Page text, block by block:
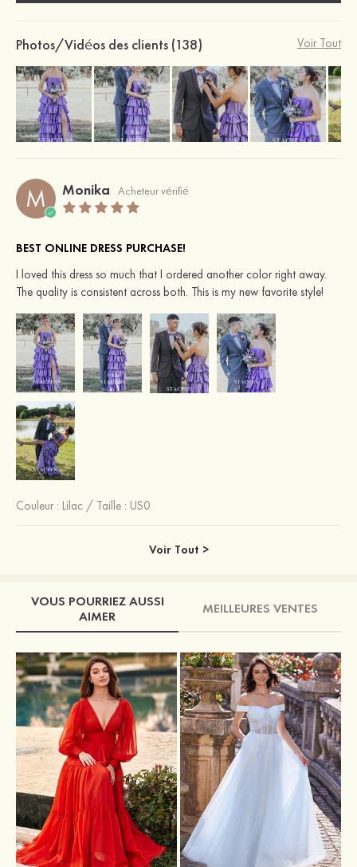
Photos/Vidéos des clients (138) Voir Tout
M Monika Acheteur vérifié
BEST ONLINE DRESS PURCHASE!
I loved this dress so much that I ordered another color right away.
The quality is consistent across both. This is my new favorite style!
Couleur : Lilac / Taille : US0
Voir Tout >
VOUS POURRIEZ AUSSI
AIMER
MEILLEURES VENTES